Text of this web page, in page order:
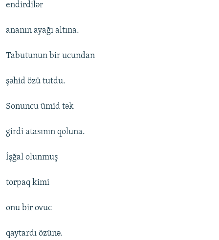
endirdilər
ananın ayağı altına.
Tabutunun bir ucundan
şəhid özü tutdu.
Sonuncu ümid tək
girdi atasının qoluna.
İşğal olunmuş
torpaq kimi
onu bir ovuc
qaytardı özünə.